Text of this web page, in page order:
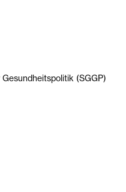
(SGGP)